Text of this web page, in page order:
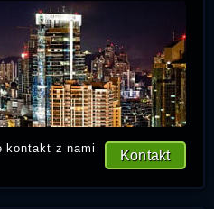
Kontakt
kontakt z nami